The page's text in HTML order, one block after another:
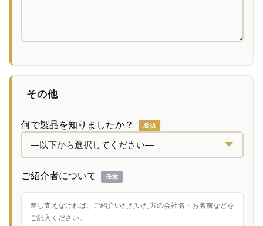
その他
何で製品を知りましたか？ 必須
ご紹介者について 任意
差し支えなければ、ご紹介いただいた方の会社名・お名前などを
ご記入ください。